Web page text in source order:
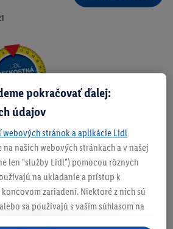
pokračovať ďalej:
údajov
stránok a aplikácie Lidl
na našich webových stránkach a v našej
len "služby Lidl") pomocou rôznych
na ukladanie a prístup k
zariadení. Niektoré z nich sú
sa používajú s vaším súhlasom na